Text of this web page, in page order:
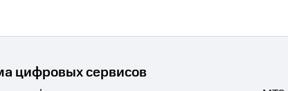
цифровых сервисов